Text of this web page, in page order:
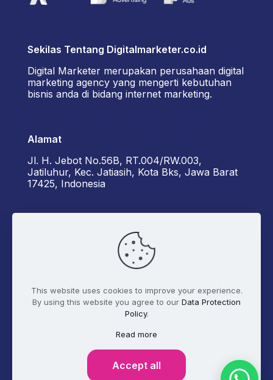
Sekilas Tentang Digitalmarketer.co.id
Digital Marketer merupakan perusahaan digital
marketing agency yang mengerti kebutuhan
bisnis anda di bidang internet marketing.
Alamat
Jl. H. Jebot No.56B, RT.004/RW.003,
Jatiluhur, Kec. Jatiasih, Kota Bks, Jawa Barat
17425, Indonesia
+6285162929922 - Diorama
admin@digitalmarketer.co.id
© 2017 - 2026 Digitalmarketer.co.id. All Rights
This website uses cookies to improve your experience.
By using this website you agree to our Data Protection
Policy.
Read more
Accept all